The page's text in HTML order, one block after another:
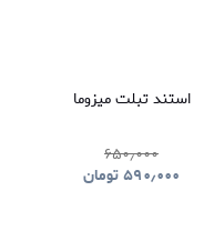
استند تبلت میزوما
۶۵۰٫۰۰۰
۵۹۰٫۰۰۰تومان